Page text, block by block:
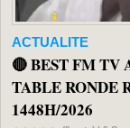
ACTUALITE
🔴 BEST FM TV
TABLE RONDE
1448H/2026